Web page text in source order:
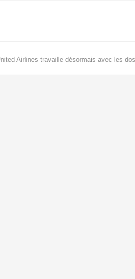
Airlines travaille désormais avec les